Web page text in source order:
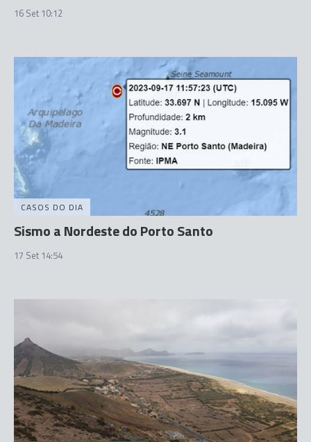
16 Set 10:12
CASOS DO DIA
Sismo a Nordeste do Porto Santo
17 Set 14:54